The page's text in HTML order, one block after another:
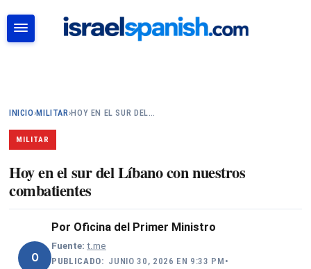
INICIO›MILITAR›HOY EN EL SUR DEL…
MILITAR
Hoy en el sur del Líbano con nuestros
combatientes
O
Por Oficina del Primer Ministro
Fuente: t.me
PUBLICADO: JUNIO 30, 2026 EN 9:33 PM •